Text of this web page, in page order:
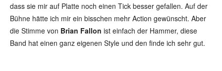
dass sie mir auf Platte noch einen Tick besser gefallen. Auf der
Bühne hätte ich mir ein bisschen mehr Action gewünscht. Aber
die Stimme von Brian Fallon ist einfach der Hammer, diese
Band hat einen ganz eigenen Style und den finde ich sehr gut.